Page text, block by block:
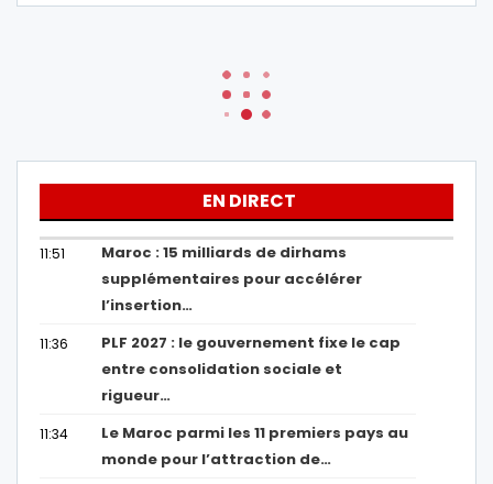
EN DIRECT
11:51
Maroc : 15 milliards de dirhams
supplémentaires pour accélérer
l’insertion…
11:36
PLF 2027 : le gouvernement fixe le cap
entre consolidation sociale et
rigueur…
11:34
Le Maroc parmi les 11 premiers pays au
monde pour l’attraction de…